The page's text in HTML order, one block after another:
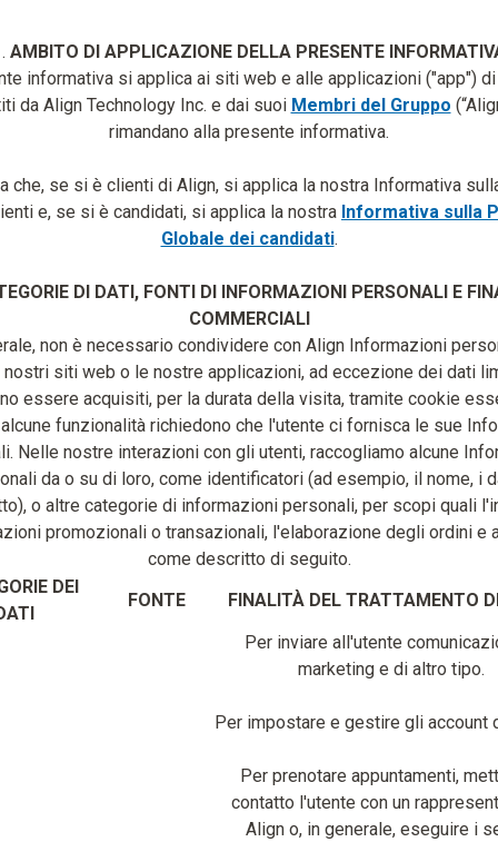
AMBITO DI APPLICAZIONE DELLA PRESENTE
informativa si applica ai siti web e alle applicazioni ("app")
da Align Technology Inc. e dai suoi Membri del Gruppo
rimandano alla presente informativa.
che, se si è clienti di Align, si applica la nostra Informativa
e, se si è candidati, si applica la nostra Informativa sulla
Globale dei candidati.
DI DATI, FONTI DI INFORMAZIONI PERSONALI E
COMMERCIALI
non è necessario condividere con Align Informazioni
siti web o le nostre applicazioni, ad eccezione dei dati
essere acquisiti, per la durata della visita, tramite cookie
alcune funzionalità richiedono che l'utente ci fornisca le sue
Nelle nostre interazioni con gli utenti, raccogliamo alcune
da o su di loro, come identificatori (ad esempio, il nome, i
o altre categorie di informazioni personali, per scopi quali
promozionali o transazionali, l'elaborazione degli ordini e
come descritto di seguito.
DEI
FONTE FINALITÀ DEL TRATTAMENTO
Per inviare all'utente
marketing e di altro tipo.
Per impostare e gestire gli account
Per prenotare appuntamenti,
contatto l'utente con un
Align o, in generale, eseguire i